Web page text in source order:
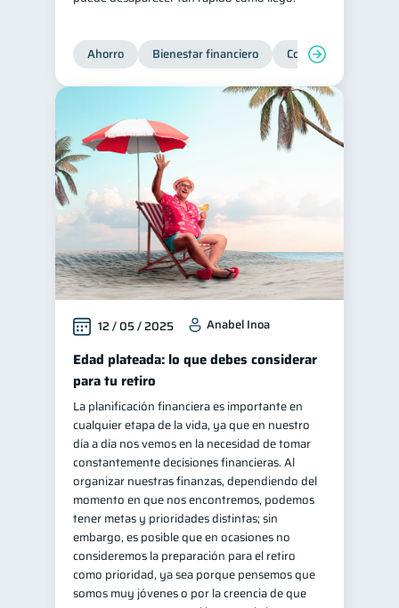
Ahorro Bienestar financiero Consejos
12 / 05 / 2025 Anabel Inoa
Edad plateada: lo que debes considerar
para tu retiro
La planificación financiera es importante en
cualquier etapa de la vida, ya que en nuestro
día a día nos vemos en la necesidad de tomar
constantemente decisiones financieras. Al
organizar nuestras finanzas, dependiendo del
momento en que nos encontremos, podemos
tener metas y prioridades distintas; sin
embargo, es posible que en ocasiones no
consideremos la preparación para el retiro
como prioridad, ya sea porque pensemos que
somos muy jóvenes o por la creencia de que